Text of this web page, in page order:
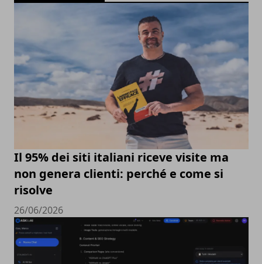
Il 95% dei siti italiani riceve visite ma
non genera clienti: perché e come si
risolve
26/06/2026